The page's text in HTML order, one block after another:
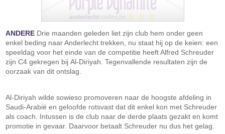
ANDERE Drie maanden geleden liet zijn club hem onder geen
enkel beding naar Anderlecht trekken, nu staat hij op de keien: een
speeldag voor het einde van de competitie heeft Alfred Schreuder
zijn C4 gekregen bij Al-Diriyah. Tegenvallende resultaten zijn de
oorzaak van dit ontslag.
Al-Diriyah wilde sowieso promoveren naar de hoogste afdeling in
Saudi-Arabië en geloofde rotsvast dat dit enkel kon met Schreuder
als coach. Intussen is de club naar de derde plaats gezakt en komt
promotie in gevaar. Daarvoor betaalt Schreuder nu dus het gelag.